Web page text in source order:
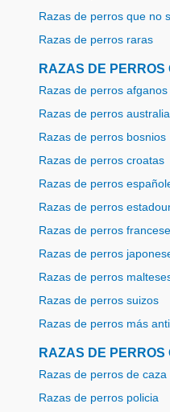
Razas de perros que no
Razas de perros raras
RAZAS DE PERROS
Razas de perros afganos
Razas de perros
Razas de perros bosnios
Razas de perros croatas
Razas de perros
Razas de perros
Razas de perros
Razas de perros
Razas de perros
Razas de perros suizos
Razas de perros más
RAZAS DE
Razas de perros de caza
Razas de perros policia